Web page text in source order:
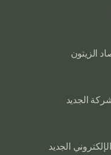
الزيتون
الجديد
الجديد